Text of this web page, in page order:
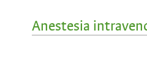
Anestesia